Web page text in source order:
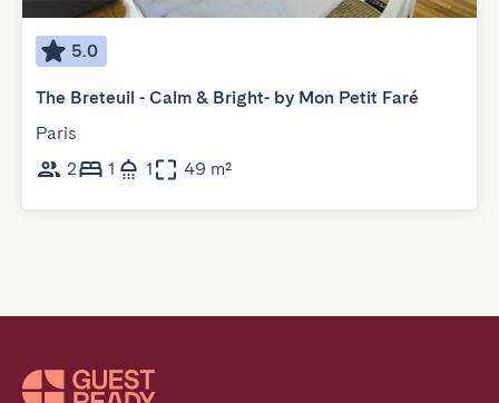
5.0
The Breteuil - Calm & Bright- by Mon Petit Faré
Paris
2
1 1 49 m²